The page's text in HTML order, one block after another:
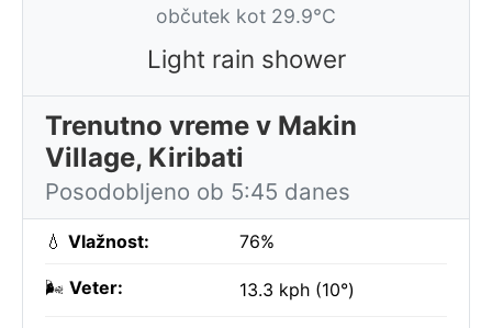
občutek kot 29.9°C
Light rain shower
Trenutno vreme v Makin
Village, Kiribati
Posodobljeno ob 5:45 danes
💧 Vlažnost: 76%
🌬️ Veter: 13.3 kph (10°)